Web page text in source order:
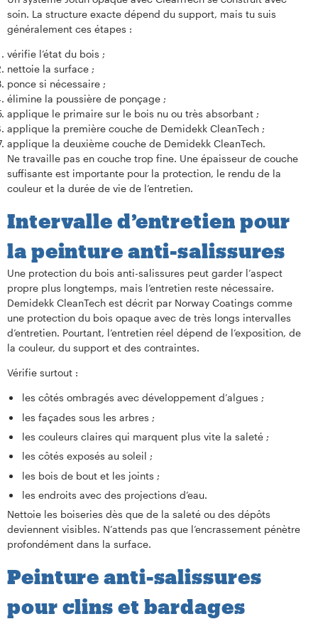
soin. La structure exacte dépend du support, mais tu suis
généralement ces étapes :
vérifie l’état du bois ;
nettoie la surface ;
ponce si nécessaire ;
élimine la poussière de ponçage ;
applique le primaire sur le bois nu ou très absorbant ;
applique la première couche de Demidekk CleanTech ;
applique la deuxième couche de Demidekk CleanTech.
Ne travaille pas en couche trop fine. Une épaisseur de couche
suffisante est importante pour la protection, le rendu de la
couleur et la durée de vie de l’entretien.
Intervalle d’entretien pour
la peinture anti-salissures
Une protection du bois anti-salissures peut garder l’aspect
propre plus longtemps, mais l’entretien reste nécessaire.
Demidekk CleanTech est décrit par Norway Coatings comme
une protection du bois opaque avec de très longs intervalles
d’entretien. Pourtant, l’entretien réel dépend de l’exposition, de
la couleur, du support et des contraintes.
Vérifie surtout :
les côtés ombragés avec développement d’algues ;
les façades sous les arbres ;
les couleurs claires qui marquent plus vite la saleté ;
les côtés exposés au soleil ;
les bois de bout et les joints ;
les endroits avec des projections d’eau.
Nettoie les boiseries dès que de la saleté ou des dépôts
deviennent visibles. N’attends pas que l’encrassement pénètre
profondément dans la surface.
Peinture anti-salissures
pour clins et bardages